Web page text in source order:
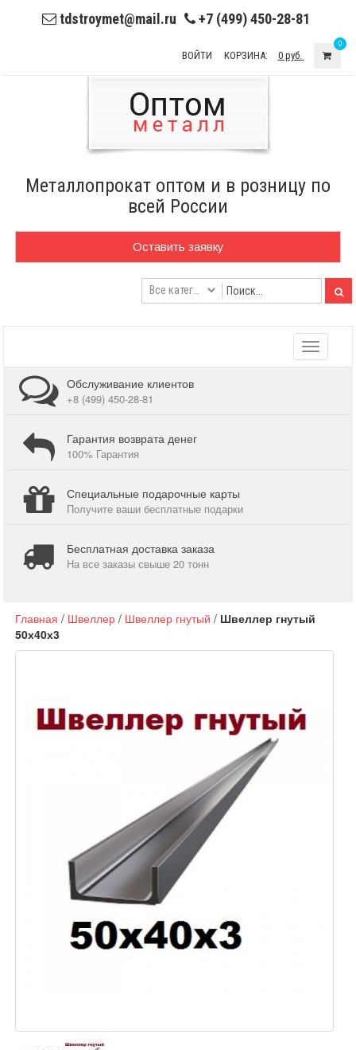
tdstroymet@mail.ru +7 (499) 450-28-81
ВОЙТИ КОРЗИНА: 0 руб.
0
Металлопрокат оптом и в розницу по
всей России
Оставить заявку
Toggle
Обслуживание клиентов
+8 (499) 450-28-81
Гарантия возврата денег
100% Гарантия
Специальные подарочные карты
Получите ваши бесплатные подарки
Бесплатная доставка заказа
На все заказы свыше 20 тонн
Главная / Швеллер / Швеллер гнутый / Швеллер гнутый
50х40х3